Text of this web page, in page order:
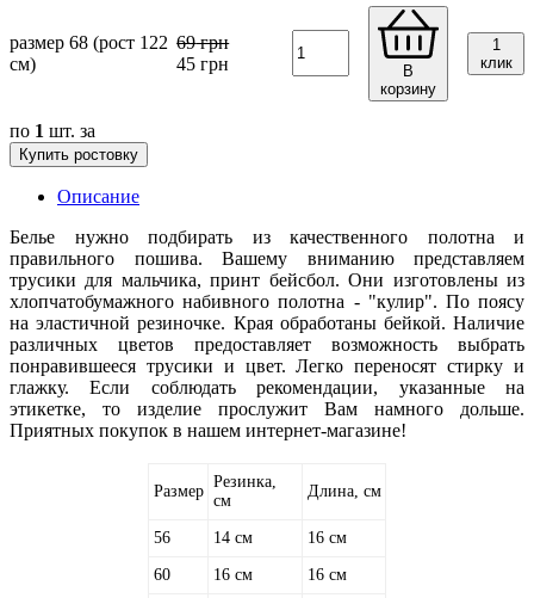
размер 68 (рост 122
см)
69грн
45 грн
В
корзину
1
клик
по 1 шт. за
Купить ростовку
Описание
Белье нужно подбирать из качественного полотна и
правильного пошива. Вашему вниманию представляем
трусики для мальчика, принт бейсбол. Они изготовлены из
хлопчатобумажного набивного полотна - "кулир". По поясу
на эластичной резиночке. Края обработаны бейкой. Наличие
различных цветов предоставляет возможность выбрать
понравившееся трусики и цвет. Легко переносят стирку и
глажку. Если соблюдать рекомендации, указанные на
этикетке, то изделие прослужит Вам намного дольше.
Приятных покупок в нашем интернет-магазине!
Размер
Резинка,
см
Длина, см
56 14 см 16 см
60 16 см 16 см